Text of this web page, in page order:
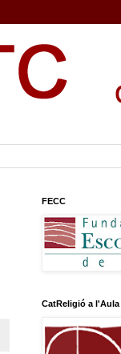
FECC
CatReligió a l'Aula